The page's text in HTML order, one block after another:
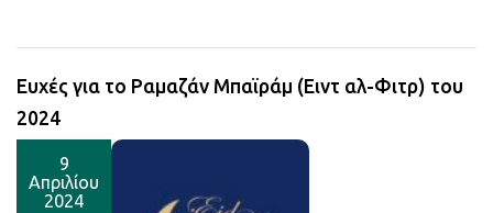
Ευχές για το Ραμαζάν Μπαϊράμ (Ειντ αλ-Φιτρ) του
2024
9
Απριλίου
2024